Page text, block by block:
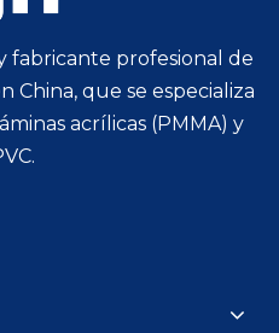
fabricante profesional de
China, que se especializa
acrílicas (PMMA) y